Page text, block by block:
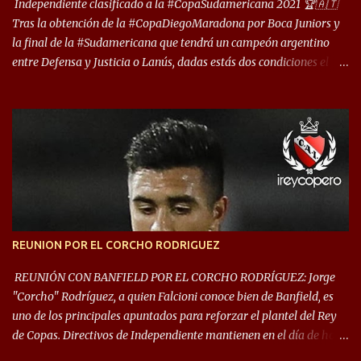
Independiente clasificado a la #CopaSudamericana 2021 🏆🇦🇹
Tras la obtención de la #CopaDiegoMaradona por Boca Juniors y
la final de la #Sudamericana que tendrá un campeón argentino
entre Defensa y Justicia o Lanús, dadas estás dos condiciones el
que iniciará en fase de grupos con 6 partidos, de los cuales sólo los
primeros de cada grupo jugarán los 8vos. con los 3ros. mejores de
las fases de grupos de la #CopaLibertadores 2021. ¡Este año hay
noche de Copas Rey! ⚽🇦🇹👑🏆.
REUNION POR EL CORCHO RODRIGUEZ
REUNIÓN CON BANFIELD POR EL CORCHO RODRÍGUEZ: Jorge
"Corcho" Rodríguez, a quien Falcioni conoce bien de Banfield, es
uno de los principales apuntados para reforzar el plantel del Rey
de Copas. Directivos de Independiente mantienen en el día de hoy